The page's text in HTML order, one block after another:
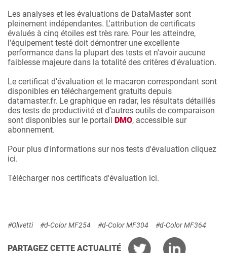
Les analyses et les évaluations de DataMaster sont
pleinement indépendantes. L'attribution de certificats
évalués à cinq étoiles est très rare. Pour les atteindre,
l'équipement testé doit démontrer une excellente
performance dans la plupart des tests et n'avoir aucune
faiblesse majeure dans la totalité des critères d'évaluation.
Le certificat d’évaluation et le macaron correspondant sont
disponibles en téléchargement gratuits depuis
datamaster.fr. Le graphique en radar, les résultats détaillés
des tests de productivité et d’autres outils de comparaison
sont disponibles sur le portail DMO, accessible sur
abonnement.
Pour plus d'informations sur nos tests d'évaluation cliquez
ici.
Télécharger nos certificats d'évaluation ici.
#Olivetti #d-Color MF254 #d-Color MF304 #d-Color MF364
PARTAGEZ CETTE ACTUALITÉ